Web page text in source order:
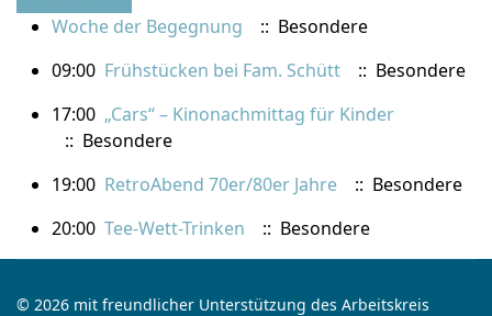
Woche der Begegnung
:: Besondere
09:00 Frühstücken bei Fam. Schütt
:: Besondere
17:00 „Cars“ – Kinonachmittag für Kinder
:: Besondere
19:00 RetroAbend 70er/80er Jahre
:: Besondere
20:00 Tee-Wett-Trinken :: Besondere
© 2026 mit freundlicher Unterstützung des Arbeitskreis